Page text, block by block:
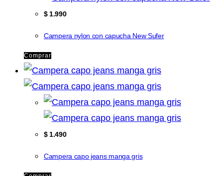
$1.990
Campera nylon con capucha New Sufer
Comprar
$1.490
Campera capo jeans manga gris